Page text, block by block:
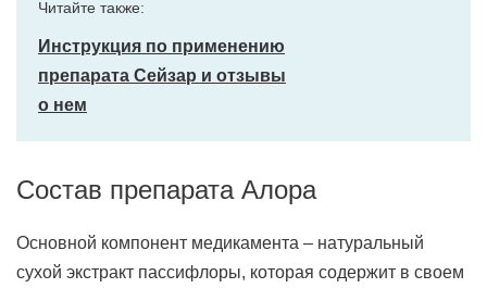
Читайте также:
Инструкция по применению
препарата Сейзар и отзывы
о нем
Состав препарата Алора
Основной компонент медикамента – натуральный
сухой экстракт пассифлоры, которая содержит в своем